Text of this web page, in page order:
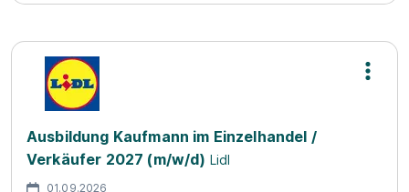
Ausbildung Kaufmann im Einzelhandel /
Verkäufer 2027 (m/w/d) Lidl
01.09.2026